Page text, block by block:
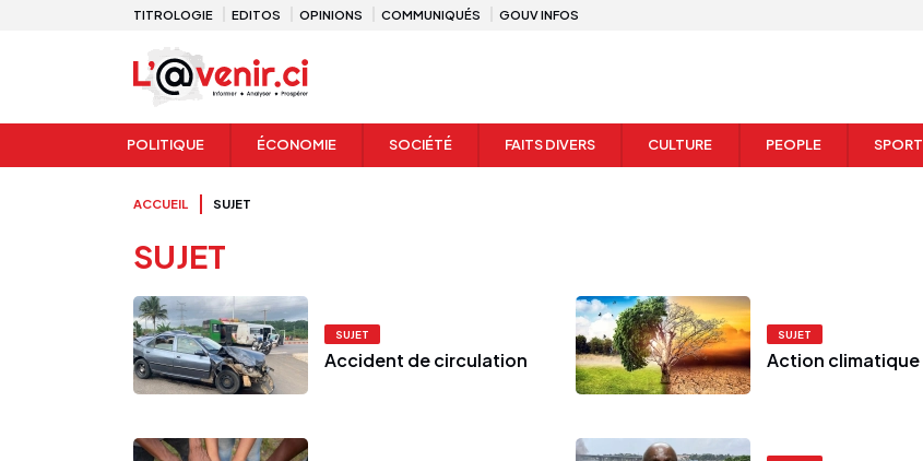
TITROLOGIE EDITOS OPINIONS COMMUNIQUÉS GOUV INFOS
POLITIQUE ÉCONOMIE SOCIÉTÉ FAITS DIVERS CULTURE PEOPLE SPORT
ACCUEIL SUJET
SUJET
SUJET
Accident de circulation
SUJET
Action climatique